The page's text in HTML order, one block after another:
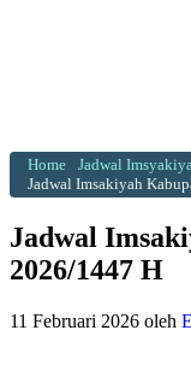
Home
Jadwal
Jadwal Imsakiyah
Jadwal
2026/1447 H
11 Februari 2026 oleh